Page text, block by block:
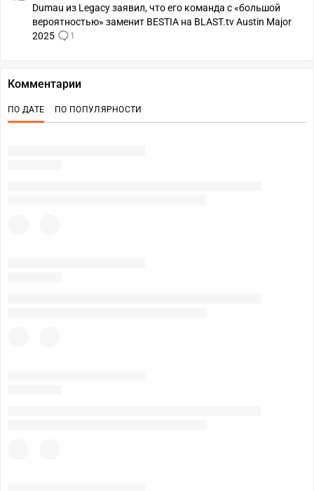
Dumau из Legacy заявил, что его команда с «большой
вероятностью» заменит BESTIA на BLAST.tv Austin Major
2025
1
Комментарии
ПО ДАТЕ ПО ПОПУЛЯРНОСТИ